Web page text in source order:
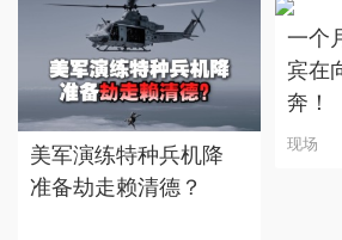
美军演练特种兵机降
准备劫走赖清德？
一个
宾在
奔！
现场